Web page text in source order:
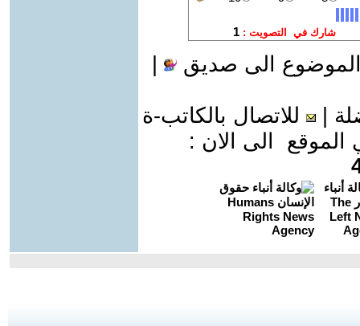
الى صديق
للاتصال بالكاتب-ة
الى الان :